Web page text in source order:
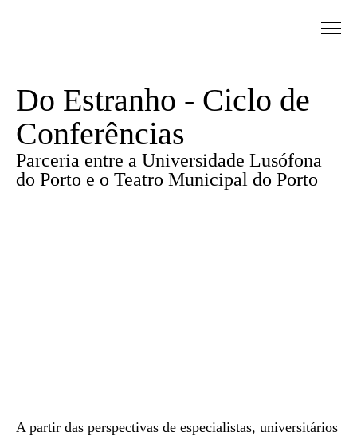
Do Estranho - Ciclo de
Conferências
Parceria entre a Universidade Lusófona
do Porto e o Teatro Municipal do Porto
Sinopse
A partir das perspectivas de especialistas, universitários